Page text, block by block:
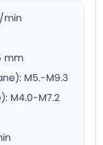
min
mm
M5.-M9.3
M4.0-M7.2